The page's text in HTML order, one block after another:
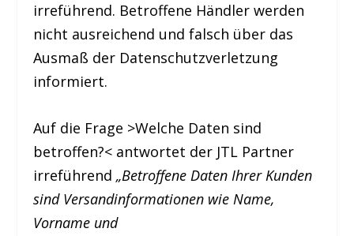
irreführend. Betroffene Händler werden
nicht ausreichend und falsch über das
Ausmaß der Datenschutzverletzung
informiert.
Auf die Frage >Welche Daten sind
betroffen?< antwortet der JTL Partner
irreführend „Betroffene Daten Ihrer Kunden
sind Versandinformationen wie Name,
Vorname und